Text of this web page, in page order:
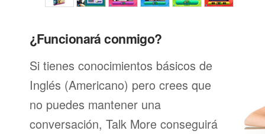
¿Funcionará conmigo?
Si tienes conocimientos básicos de
Inglés (Americano) pero crees que
no puedes mantener una
conversación, Talk More conseguirá